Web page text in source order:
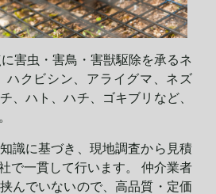
害虫・害鳥・害獣駆除を承るネ
ハクビシン、アライグマ、ネズ
、ハト、ハチ、ゴキブリなど、
識に基づき、現地調査から見積
で一貫して行います。 仲介業者
んでいないので、高品質・定価